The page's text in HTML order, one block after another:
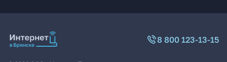
8 800 123-13-15